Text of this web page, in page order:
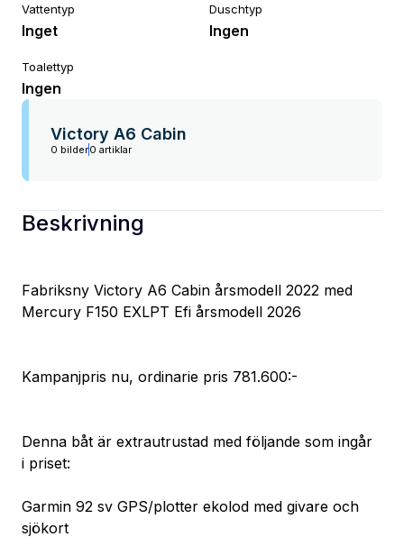
Vattentyp
Inget
Duschtyp
Ingen
Toalettyp
Ingen
Victory A6 Cabin
0 bilder0 artiklar
Beskrivning
Fabriksny Victory A6 Cabin årsmodell 2022 med
Mercury F150 EXLPT Efi årsmodell 2026
Kampanjpris nu, ordinarie pris 781.600:-
Denna båt är extrautrustad med följande som ingår
i priset:
Garmin 92 sv GPS/plotter ekolod med givare och
sjökort